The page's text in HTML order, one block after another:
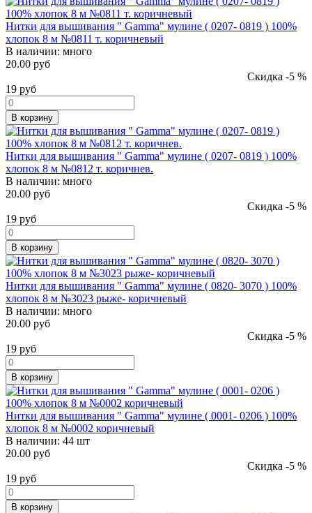
Нитки для вышивания " Gamma" мулине ( 0207- 0819 ) 100%
хлопок 8 м №0811 т. коричневый
В наличии: много
20.00 руб
Скидка -5 %
19 руб
В корзину
Нитки для вышивания " Gamma" мулине ( 0207- 0819 ) 100%
хлопок 8 м №0812 т. коричнев.
В наличии: много
20.00 руб
Скидка -5 %
19 руб
В корзину
Нитки для вышивания " Gamma" мулине ( 0820- 3070 ) 100%
хлопок 8 м №3023 рыже- коричневый
В наличии: много
20.00 руб
Скидка -5 %
19 руб
В корзину
Нитки для вышивания " Gamma" мулине ( 0001- 0206 ) 100%
хлопок 8 м №0002 коричневый
В наличии: 44 шт
20.00 руб
Скидка -5 %
19 руб
В корзину